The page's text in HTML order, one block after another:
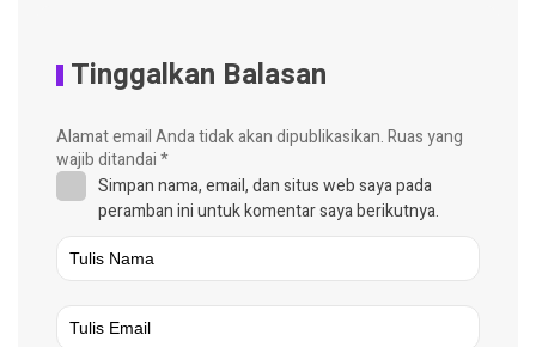
Tinggalkan Balasan
Alamat email Anda tidak akan dipublikasikan.Ruas yang
wajib ditandai*
Simpan nama, email, dan situs web saya pada
peramban ini untuk komentar saya berikutnya.